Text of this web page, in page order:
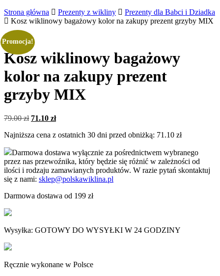
Strona główna
Prezenty z wikliny
Prezenty dla Babci i Dziadka
Kosz wiklinowy bagażowy kolor na zakupy prezent grzyby MIX
Promocja!
Kosz wiklinowy bagażowy
kolor na zakupy prezent
grzyby MIX
79.00zł Pierwotna
wynosiła:
71.10 złAktualna
wynosi:
Najniższa cena z ostatnich 30 dni przed obniżką: 71.10 zł
Darmowa dostawa wyłącznie za pośrednictwem wybranego
przez nas przewoźnika, który będzie się różnić w zależności od
ilości i rodzaju zamawianych produktów. W razie pytań skontaktuj
się z nami: sklep@polskawiklina.pl
Darmowa dostawa od 199 zł
Wysyłka: GOTOWY DO WYSYŁKI W 24 GODZINY
Ręcznie wykonane w Polsce